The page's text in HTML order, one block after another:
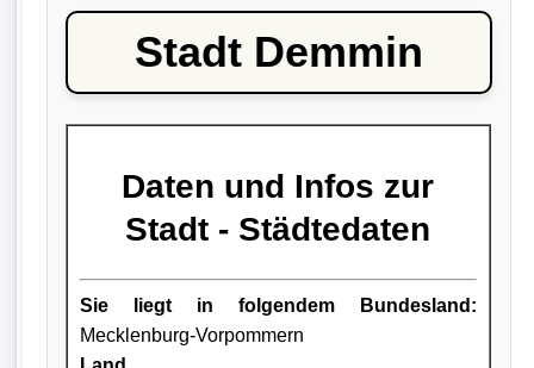
Stadt Demmin
Daten und Infos zur
Stadt - Städtedaten
Sie liegt in folgendem Bundesland:
Mecklenburg-Vorpommern